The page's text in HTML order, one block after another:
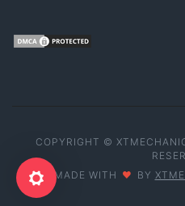
COPYRIGHT ©
MADE WITH
BY